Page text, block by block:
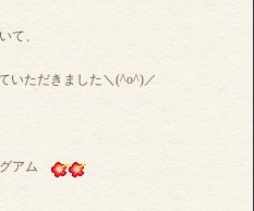
て、
いただきました＼(^o^)／
グアム